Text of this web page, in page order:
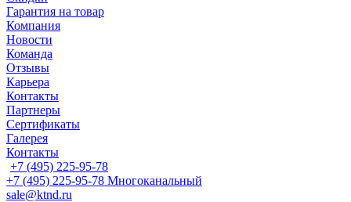
Гарантия на товар
Компания
Новости
Команда
Отзывы
Карьера
Контакты
Партнеры
Сертификаты
Галерея
Контакты
+7 (495) 225-95-78
+7 (495) 225-95-78 Многоканальный
sale@ktnd.ru